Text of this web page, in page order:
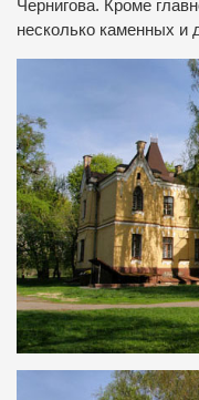
Чернигова. Кроме
несколько каменных и